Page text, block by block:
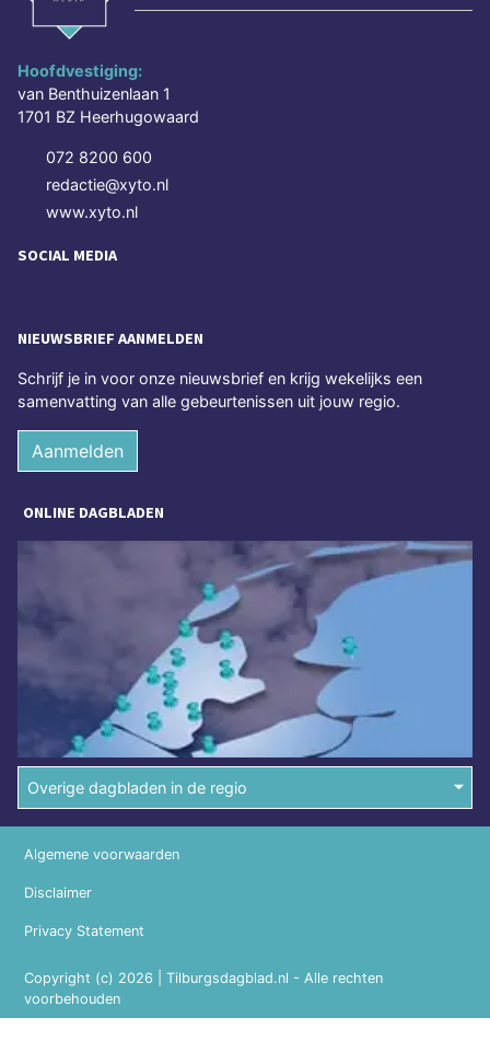
Hoofdvestiging:
van Benthuizenlaan 1
1701 BZ Heerhugowaard
072 8200 600
redactie@xyto.nl
www.xyto.nl
SOCIAL MEDIA
NIEUWSBRIEF AANMELDEN
Schrijf je in voor onze nieuwsbrief en krijg wekelijks een
samenvatting van alle gebeurtenissen uit jouw regio.
Aanmelden
ONLINE DAGBLADEN
Overige dagbladen in de regio
Copyright (c) 2026 | Tilburgsdagblad.nl - Alle rechten
voorbehouden
Algemene voorwaarden
Disclaimer
Privacy Statement